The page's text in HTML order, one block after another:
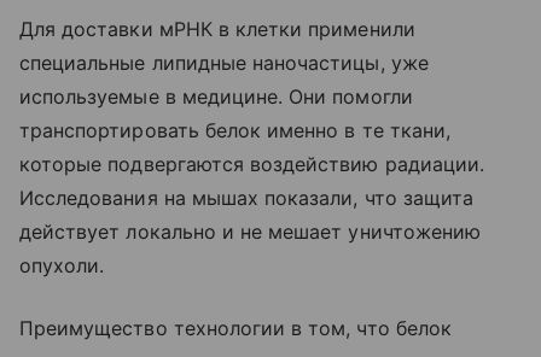
Для доставки мРНК в клетки применили
специальные липидные наночастицы, уже
используемые в медицине. Они помогли
транспортировать белок именно в те ткани,
которые подвергаются воздействию радиации.
Исследования на мышах показали, что защита
действует локально и не мешает уничтожению
опухоли.
Преимущество технологии в том, что белок